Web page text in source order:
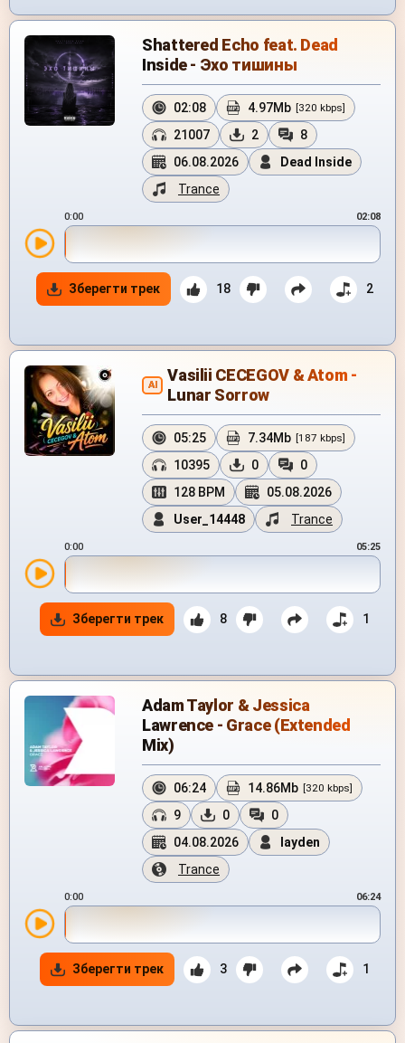
Shattered Echo feat. Dead
Inside - Эхо тишины
02:08 4.97Mb [320 kbps]
21007 2
8
06.08.2026
Dead Inside
Trance
0:00 02:08
Зберегти трек 18 2
AI
Vasilii CECEGOV & Atom -
Lunar Sorrow
05:25 7.34Mb [187 kbps]
10395 0
0
128 BPM
05.08.2026
User_14448
Trance
0:00 05:25
Зберегти трек 8 1
Adam Taylor & Jessica
Lawrence - Grace (Extended
Mix)
06:24 14.86Mb [320 kbps]
9 0
0
04.08.2026
layden
Trance
0:00 06:24
Зберегти трек 3 1